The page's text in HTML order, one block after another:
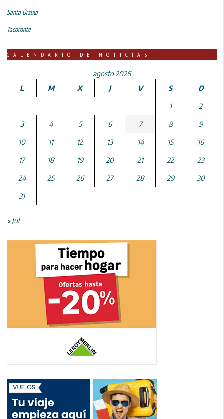
Santa Úrsula
Tacoronte
CALENDARIO DE NOTICIAS
agosto 2026
L
M X J V S D
1 2
3 4 5 6 7 8 9
10 11 12 13 14 15 16
17 18 19 20 21 22 23
24 25 26 27 28 29 30
31
« Jul